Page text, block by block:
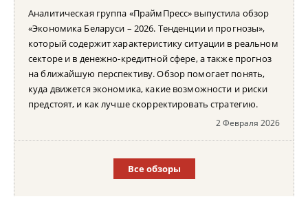
Аналитическая группа «ПраймПресс» выпустила обзор
«Экономика Беларуси – 2026. Тенденции и прогнозы»,
который содержит характеристику ситуации в реальном
секторе и в денежно-кредитной сфере, а также прогноз
на ближайшую перспективу. Обзор помогает понять,
куда движется экономика, какие возможности и риски
предстоят, и как лучше скорректировать стратегию.
2 Февраля 2026
Все обзоры